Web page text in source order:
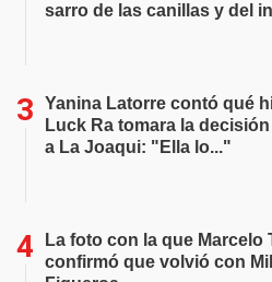
sarro de las canillas y del
Yanina Latorre contó qué
Luck Ra tomara la
a La Joaqui: "Ella lo..."
La foto con la que Marcelo
confirmó que volvió con